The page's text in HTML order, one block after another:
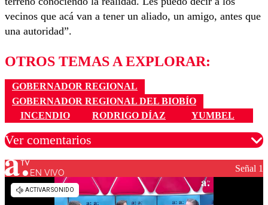
vecinos que acá van a tener un aliado, un amigo, antes que
una autoridad”.
OTROS TEMAS A EXPLORAR:
GOBERNADOR REGIONAL
GOBERNADOR REGIONAL DEL BIOBÍO
INCENDIO
RODRIGO DÍAZ YUMBEL
Ver comentarios
Los comentarios son moderados para garantizar un
diálogo respetuoso.
EN VIVO Señal 1